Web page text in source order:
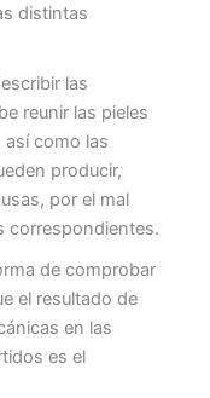
distintas
las
reunir las pieles
así como las
producir,
por el mal
correspondientes.
de comprobar
el resultado de
en las
es el